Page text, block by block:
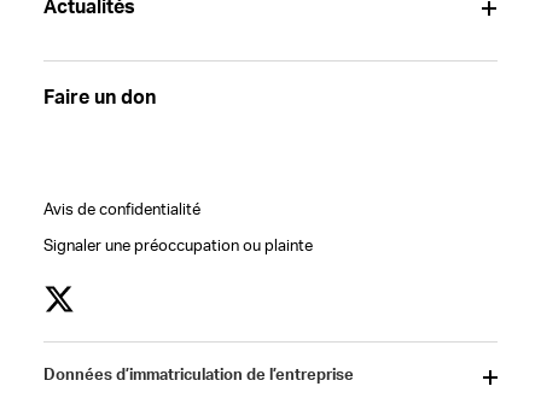
Actualités
Faire un don
Avis de confidentialité
Signaler une préoccupation ou plainte
Données d’immatriculation de l’entreprise